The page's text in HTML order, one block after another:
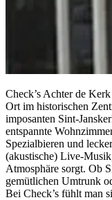
Check’s Achter de
Ort im historischen
imposanten Sint-
entspannte
Spezialbieren und
(akustische) Live-
Atmosphäre sorgt. Ob
gemütlichen Umtrunk
Bei Check’s fühlt man